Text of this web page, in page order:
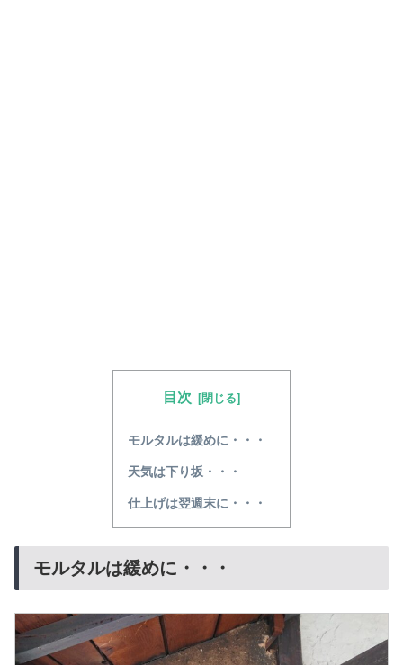
目次
モルタルは緩めに・・・
天気は下り坂・・・
仕上げは翌週末に・・・
モルタルは緩めに・・・